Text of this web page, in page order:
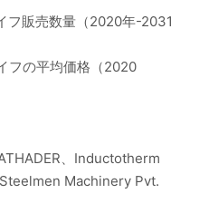
フ販売数量（2020年-2031
フの平均価格（2020
、Inductotherm
Machinery Pvt.